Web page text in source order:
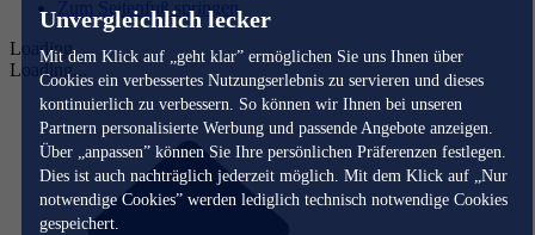
Unvergleichlich lecker
Mit dem Klick auf „geht klar” ermöglichen Sie uns Ihnen über
Cookies ein verbessertes Nutzungserlebnis zu servieren und dieses
kontinuierlich zu verbessern. So können wir Ihnen bei unseren
Partnern personalisierte Werbung und passende Angebote anzeigen.
Über „anpassen” können Sie Ihre persönlichen Präferenzen festlegen.
Dies ist auch nachträglich jederzeit möglich. Mit dem Klick auf „Nur
notwendige Cookies” werden lediglich technisch notwendige Cookies
gespeichert.
Zum Seitenfuß springen
Loading...
Loading...